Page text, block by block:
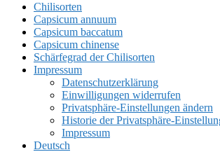
Chilisorten
Capsicum annuum
Capsicum baccatum
Capsicum chinense
Schärfegrad der Chilisorten
Impressum
Datenschutzerklärung
Einwilligungen widerrufen
Privatsphäre-Einstellungen ändern
Historie der Privatsphäre-
Impressum
Deutsch